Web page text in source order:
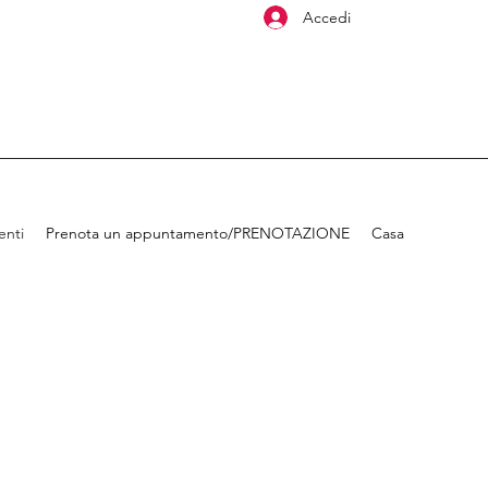
Accedi
Casa
Prenota un appuntamento/PRENOTAZIONE